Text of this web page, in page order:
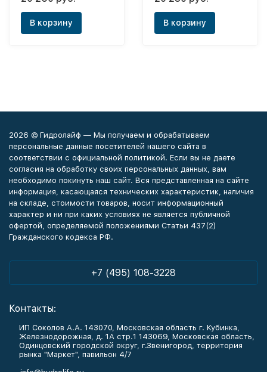
В корзину
пров.3шт+кран с
эл.привод.12В.2шт)
В корзину
2026 © Гидролайф — Мы получаем и обрабатываем
персональные данные посетителей нашего сайта в
соответствии с официальной политикой. Если вы не даете
согласия на обработку своих персональных данных, вам
необходимо покинуть наш сайт. Вся представленная на сайте
информация, касающаяся технических характеристик, наличия
на складе, стоимости товаров, носит информационный
характер и ни при каких условиях не является публичной
офертой, определяемой положениями Статьи 437(2)
Гражданского кодекса РФ.
+7 (495) 108-3228
Контакты:
ИП Соколов А.А. 143070, Московская область г. Кубинка,
Железнодорожная, д. 1А стр.1 143069, Московская область,
Одинцовский городской округ, г.Звенигород, территория
рынка "Маркет", павильон 4/7